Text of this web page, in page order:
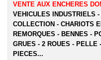
VENTE AUX ENCHERES
VEHICULES INDUSTRIELS
COLLECTION - CHARIOTS
REMORQUES - BENNES -
GRUES - 2 ROUES - PELLE
PIECES...